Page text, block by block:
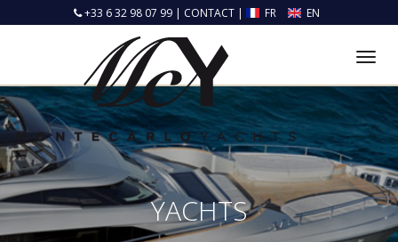
+33 6 32 98 07 99 | CONTACT | FR EN
YACHTS